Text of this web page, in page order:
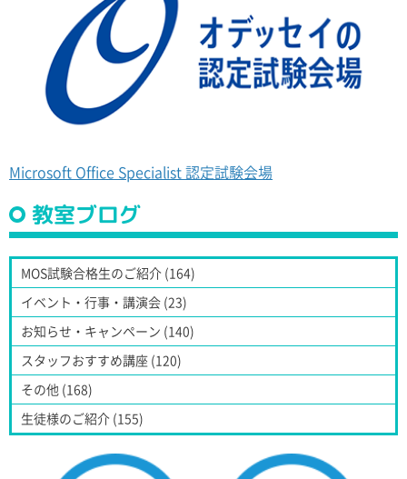
Microsoft Office Specialist 認定試験会場
教室ブログ
MOS試験合格生のご紹介 (164)
イベント・行事・講演会 (23)
お知らせ・キャンペーン (140)
スタッフおすすめ講座 (120)
その他 (168)
生徒様のご紹介 (155)